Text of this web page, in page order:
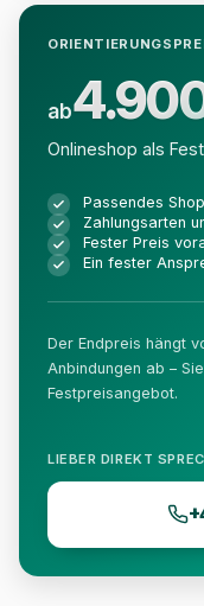
ab
Onlineshop als
Passendes
Zahlungsarten
Fester Preis
Ein fester
Der Endpreis hängt
Anbindungen ab –
Festpreisangebot.
LIEBER DIREKT